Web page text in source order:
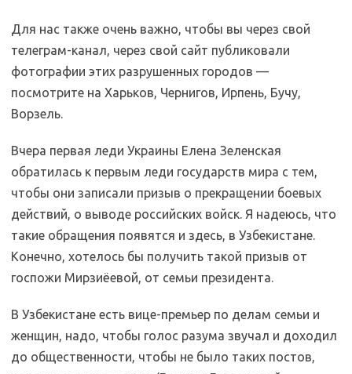
Для нас также очень важно, чтобы вы через свой
телеграм-канал, через свой сайт публиковали
фотографии этих разрушенных городов —
посмотрите на Харьков, Чернигов, Ирпень, Бучу,
Ворзель.
Вчера первая леди Украины Елена Зеленская
обратилась к первым леди государств мира с тем,
чтобы они записали призыв о прекращении боевых
действий, о выводе российских войск. Я надеюсь, что
такие обращения появятся и здесь, в Узбекистане.
Конечно, хотелось бы получить такой призыв от
госпожи Мирзиёевой, от семьи президента.
В Узбекистане есть вице-премьер по делам семьи и
женщин, надо, чтобы голос разума звучал и доходил
до общественности, чтобы не было таких постов,